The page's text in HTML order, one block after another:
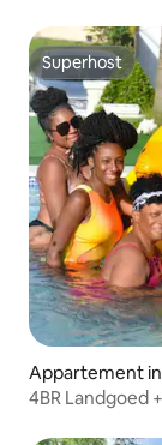
Superhost
Superhost
Appartement
4BR Landgoed